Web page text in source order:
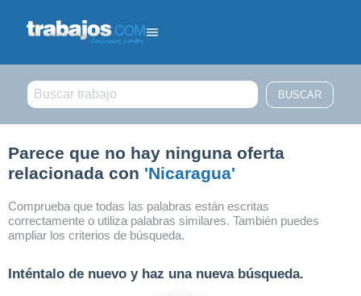
Parece que no hay ninguna oferta
relacionada con 'Nicaragua'
Comprueba que todas las palabras están escritas
correctamente o utiliza palabras similares. También puedes
ampliar los criterios de búsqueda.
Inténtalo de nuevo y haz una nueva búsqueda.